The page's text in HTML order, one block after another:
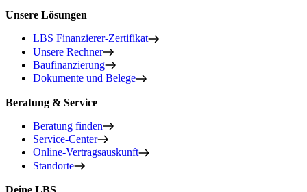
Unsere Lösungen
LBS Finanzierer-Zertifikat
Unsere Rechner
Baufinanzierung
Dokumente und Belege
Beratung & Service
Beratung finden
Service-Center
Online-Vertragsauskunft
Standorte
Deine LBS